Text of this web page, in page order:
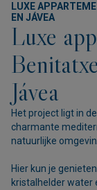
LUXE
EN JÁVEA
Luxe
Jávea
Het project ligt in
charmante
natuurlijke
Hier kun je
kristalhelder water